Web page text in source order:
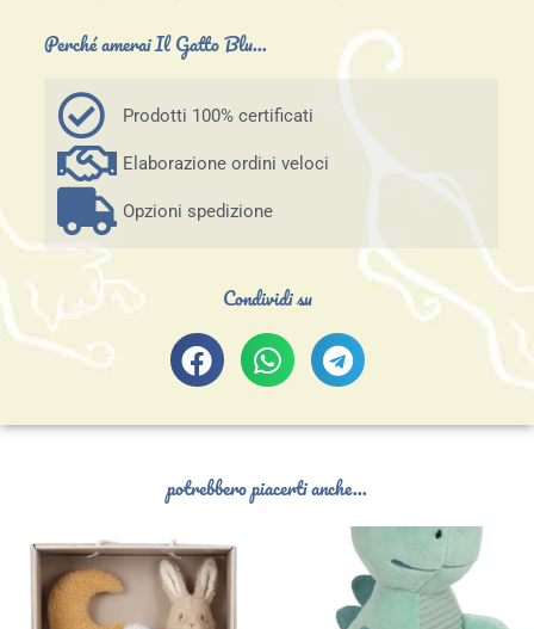
Perché amerai Il Gatto Blu...
Prodotti 100% certificati
Elaborazione ordini veloci
Opzioni spedizione
Condividi su
potrebbero piacerti anche...